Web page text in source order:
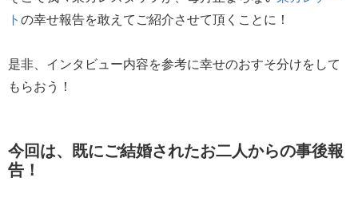
トの幸せ報告を敢えてご紹介させて頂くことに！
是非、インタビュー内容を参考に幸せのおすそ分けをして
もらおう！
今回は、既にご結婚されたお二人からの事後報
告！